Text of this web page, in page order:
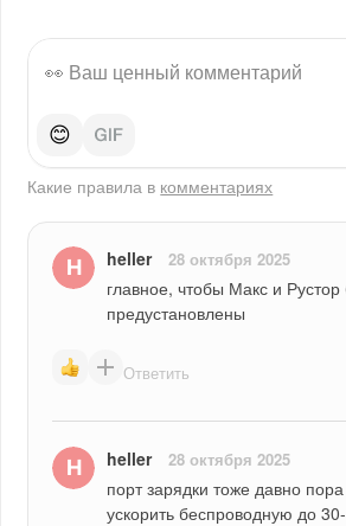
😊
Какие правила в комментариях
heller 28 октября 2025
главное, чтобы Макс и
предустановлены
Ответить
heller 28 октября 2025
порт зарядки тоже давно
ускорить беспроводную до